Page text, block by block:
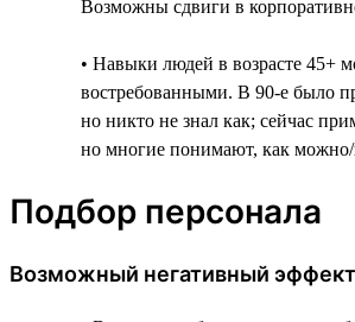
Возможны сдвиги в
• Навыки людей в возрасте 45+
востребованными. В 90-е было
но никто не знал как; сейчас
но многие понимают, как
Подбор персонала
Возможный негативный